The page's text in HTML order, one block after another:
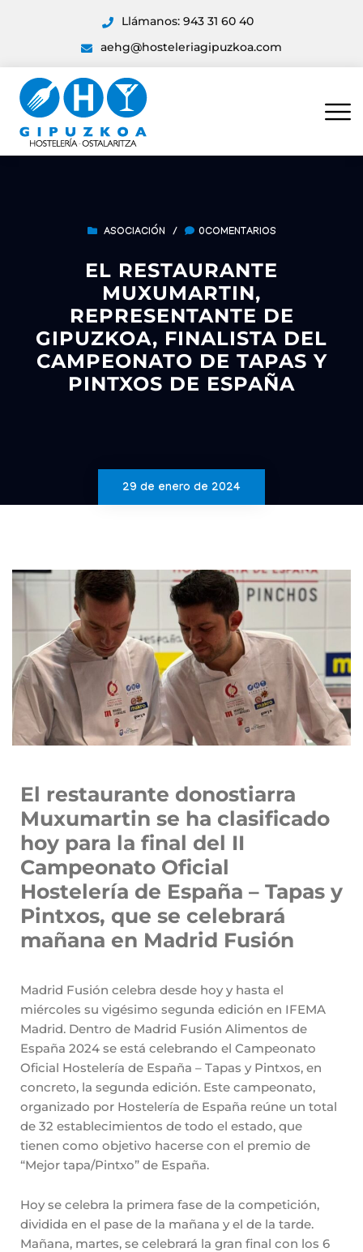
Llámanos: 943 31 60 40
aehg@hosteleriagipuzkoa.com
ASOCIACIÓN / 0COMENTARIOS
EL RESTAURANTE
MUXUMARTIN,
REPRESENTANTE DE
GIPUZKOA, FINALISTA DEL
CAMPEONATO DE TAPAS Y
PINTXOS DE ESPAÑA
29 de enero de 2024
El restaurante donostiarra
Muxumartin se ha clasificado
hoy para la final del II
Campeonato Oficial
Hostelería de España – Tapas y
Pintxos, que se celebrará
mañana en Madrid Fusión
Madrid Fusión celebra desde hoy y hasta el
miércoles su vigésimo segunda edición en IFEMA
Madrid. Dentro de Madrid Fusión Alimentos de
España 2024 se está celebrando el Campeonato
Oficial Hostelería de España – Tapas y Pintxos, en
concreto, la segunda edición. Este campeonato,
organizado por Hostelería de España reúne un total
de 32 establecimientos de todo el estado, que
tienen como objetivo hacerse con el premio de
“Mejor tapa/Pintxo” de España.
Hoy se celebra la primera fase de la competición,
dividida en el pase de la mañana y el de la tarde.
Mañana, martes, se celebrará la gran final con los 6